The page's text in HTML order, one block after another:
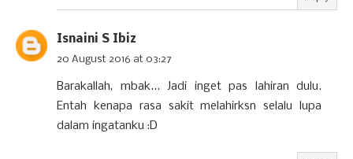
Isnaini S Ibiz
20 August 2016 at 03:27
Barakallah, mbak... Jadi inget pas lahiran dulu.
Entah kenapa rasa sakit melahirksn selalu lupa
dalam ingatanku :D